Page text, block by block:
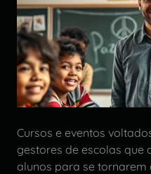
Cursos e eventos
gestores de escolas que
alunos para se